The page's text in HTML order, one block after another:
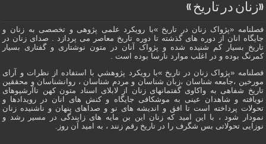
«زنان در تاریخ »
فصلنامه «پژواک زنان در تاریخ »با رویکرد علمی پژوهى و تخصصی به زنان و
جایگاه انان از دوره هاى گذشته تا دوره تاریخ معاصر می پردازد . صدای زنان در
تاریخ بسیار کم شنیده شده و پژواک آنان در متون نوشتاری و گفتاری بسیار
کمرنگ بوده و در اغلب موارد نارسا بوده است .
فصلنامه «پژواک زنان در تاریخ »با رویکرد پژوهشي با استفاده از نظرات و آرای
مورخین ،جامعه شناسان ،زبان شناسان و مردم شناسان ، روانشناسان و محققین
تاریخ شفاهی به واکاوی گفتمانهاى زنان از لابلای اسناد متون کهن تاآرشیوهای
نویافته و شاهدان عينى به موشکافی جايگاه و كنش هاى انان در رویدادها و
تحولات پرداخته است تا افق و اندیشه های نو و صداهای پنهان و ناشنیده زنان
نمودار شود ، با این امید که زنان این بن مایه های زایندگی در مسير رشد و
نوزایی تحولاتی بس شگرف را در تاریخ رقم زنند ، به اميد آن روز.